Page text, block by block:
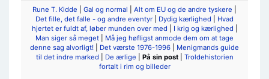
Rune T. Kidde
Gal og normal Alt om EU og de andre tyskere
Det fille, det falle - og andre eventyr
Dydig kærlighed
Hvad
hjertet er fuldt af, løber munden over med
I krig og kærlighed
Man siger så meget
Må jeg høfligst anmode dem om at tage
denne sag alvorligt!
Det værste 1976-1996
Menigmands guide
til det indre marked
De ærlige På sin post| Troldehistorien
fortalt i rim og billeder